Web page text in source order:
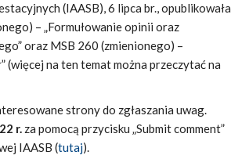
(IAASB), 6 lipca br., opublikowała
– „Formułowanie opinii oraz
oraz MSB 260 (zmienionego) –
(więcej na ten temat można przeczytać na
strony do zgłaszania uwag.
r. za pomocą przycisku „Submit comment”
IAASB (tutaj).